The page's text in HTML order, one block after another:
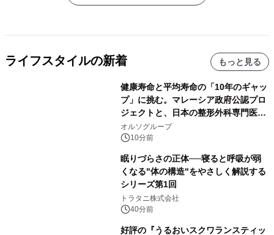
ライフスタイルの新着 もっと見る
健康寿命と平均寿命の「10年のギャッ
プ」に挑む。マレーシア政府公認プロ
ジェクトと、日本の整形外科専門医が
サステナブルな「エシカル・ツバメの
巣」の共同臨床検証を開始
オルソグループ
10分前
眠りづらさの正体──寝ると呼吸が弱
くなる"体の構造"をやさしく解説する
シリーズ第1回
トラタニ株式会社
40分前
好評の『うるおいスクワランスティッ